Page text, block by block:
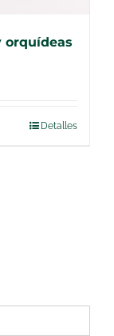
orquídeas
Detalles